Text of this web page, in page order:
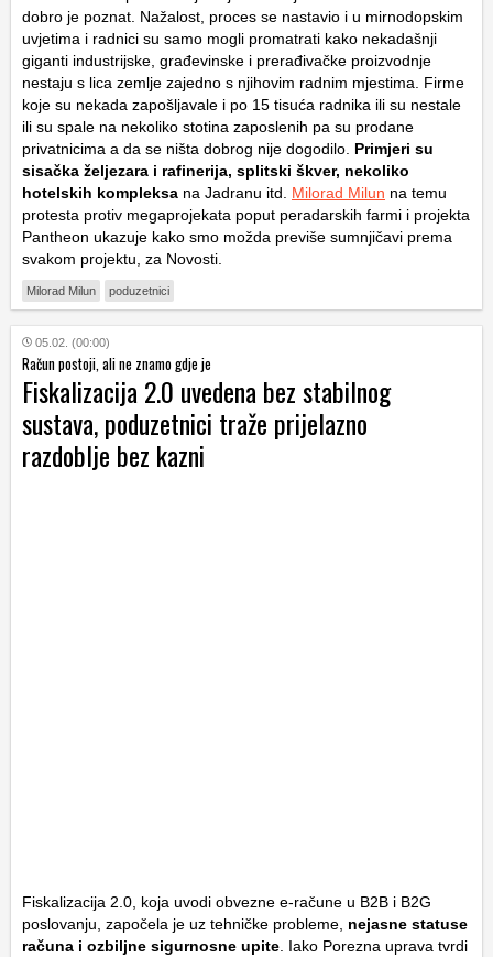
dobro je poznat. Nažalost, proces se nastavio i u mirnodopskim
uvjetima i radnici su samo mogli promatrati kako nekadašnji
giganti industrijske, građevinske i prerađivačke proizvodnje
nestaju s lica zemlje zajedno s njihovim radnim mjestima. Firme
koje su nekada zapošljavale i po 15 tisuća radnika ili su nestale
ili su spale na nekoliko stotina zaposlenih pa su prodane
privatnicima a da se ništa dobrog nije dogodilo. Primjeri su
sisačka željezara i rafinerija, splitski škver, nekoliko
hotelskih kompleksa na Jadranu itd. Milorad Milun na temu
protesta protiv megaprojekata poput peradarskih farmi i projekta
Pantheon ukazuje kako smo možda previše sumnjičavi prema
svakom projektu, za Novosti.
Milorad Milun poduzetnici
05.02. (00:00)
Račun postoji, ali ne znamo gdje je
Fiskalizacija 2.0 uvedena bez stabilnog
sustava, poduzetnici traže prijelazno
razdoblje bez kazni
Fiskalizacija 2.0, koja uvodi obvezne e-račune u B2B i B2G
poslovanju, započela je uz tehničke probleme, nejasne statuse
računa i ozbiljne sigurnosne upite. Iako Porezna uprava tvrdi